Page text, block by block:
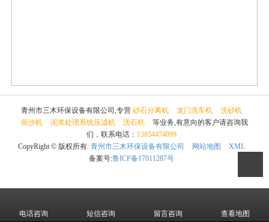
青州市三木环保设备有限公司,专营 砂石分离机 龙门洗车机
洗砂机
筛沙机
泥浆处理系统压滤机 洗石机
等业务,有意向的客户请咨询我
们，联系电话： 13854474099
CopyRight © 版权所有: 青州市三木环保设备有限公司 网站地图
XML
备案号:鲁ICP备17011287号
电话咨询 短信咨询 留言咨询 查看地图